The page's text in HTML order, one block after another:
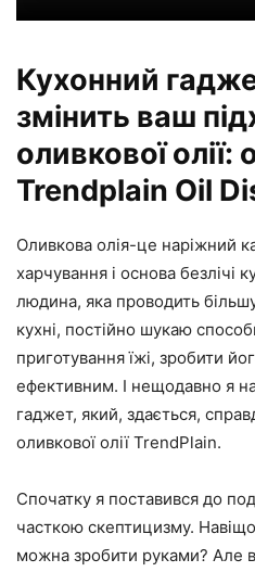
Кухонний
змінить ваш
оливкової олії:
Trendplain Oil
Оливкова олія-це наріжний
харчування і основа безлічі
людина, яка проводить
кухні, постійно шукаю
приготування їжі, зробити
ефективним. І нещодавно я
гаджет, який, здається,
оливкової олії TrendPlain.
Спочатку я поставився до
часткою скептицизму.
можна зробити руками? Але